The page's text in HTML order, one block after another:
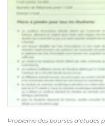
Problème des bourses d’études